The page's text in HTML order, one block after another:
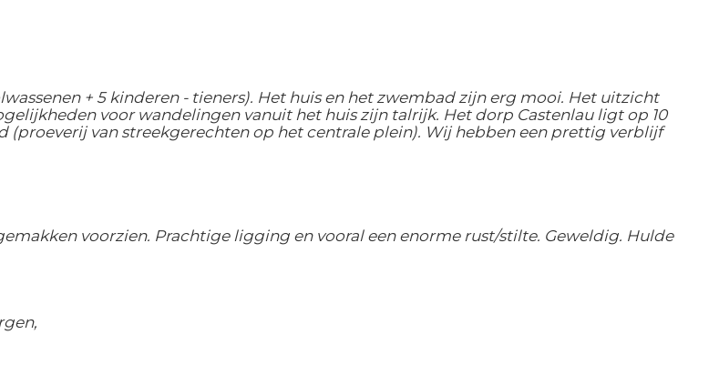
+ 5 kinderen - tieners). Het huis en het zwembad zijn erg mooi. Het uitzicht
voor wandelingen vanuit het huis zijn talrijk. Het dorp Castenlau ligt op 10
van streekgerechten op het centrale plein). Wij hebben een prettig verblijf
voorzien. Prachtige ligging en vooral een enorme rust/stilte. Geweldig. Hulde